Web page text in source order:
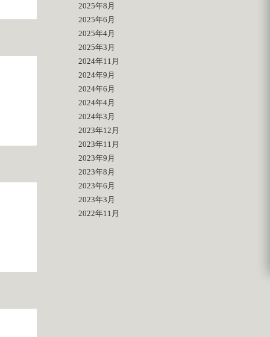
2025年8月
2025年6月
2025年4月
2025年3月
2024年11月
2024年9月
2024年6月
2024年4月
2024年3月
2023年12月
2023年11月
2023年9月
2023年8月
2023年6月
2023年3月
2022年11月